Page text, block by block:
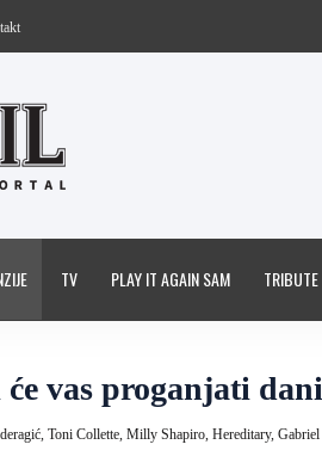
TV PLAY IT AGAIN SAM
vas proganjati
Toni Collette, Milly Shapiro, Hereditary,